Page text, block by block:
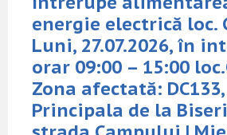
energie electrică loc.
Luni, 27.07.2026, în
orar 09:00 – 15:00
Zona afectată:
Principala de la